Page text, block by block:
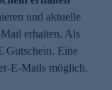
und aktuelle
erhalten. Als
Gutschein. Eine
E-Mails möglich.